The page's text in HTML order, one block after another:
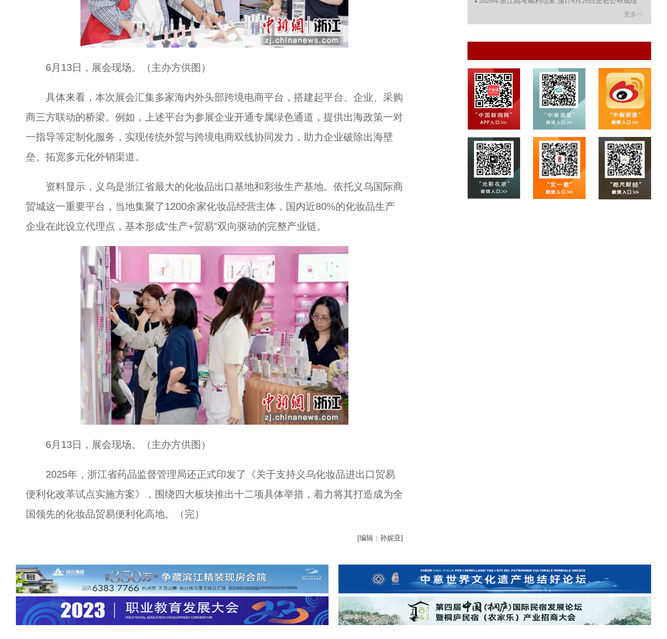
6月13日，展会现场。（主办方供图）
具体来看，本次展会汇集多家海内外头部跨境电商平台，搭建起平台、企业、采购
商三方联动的桥梁。例如，上述平台为参展企业开通专属绿色通道，提供出海政策一对
一指导等定制化服务，实现传统外贸与跨境电商双线协同发力，助力企业破除出海壁
垒、拓宽多元化外销渠道。
资料显示，义乌是浙江省最大的化妆品出口基地和彩妆生产基地。依托义乌国际商
贸城这一重要平台，当地集聚了1200余家化妆品经营主体，国内近80%的化妆品生产
企业在此设立代理点，基本形成“生产+贸易”双向驱动的完整产业链。
6月13日，展会现场。（主办方供图）
2025年，浙江省药品监督管理局还正式印发了《关于支持义乌化妆品进出口贸易
便利化改革试点实施方案》，围绕四大板块推出十二项具体举措，着力将其打造成为全
国领先的化妆品贸易便利化高地。（完）
[编辑：孙妮亚]
更多>>